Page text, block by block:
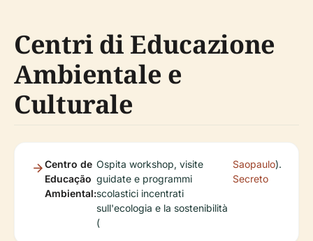
Centri di Educazione
Ambientale e
Culturale
Centro de
Educação
Ambiental:
Ospita workshop, visite
guidate e programmi
scolastici incentrati
sull'ecologia e la sostenibilità
(
Saopaulo
Secreto
).